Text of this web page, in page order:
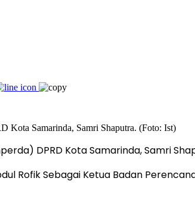
DPRD Kota Samarinda, Samri
Rofik Sebagai Ketua Badan